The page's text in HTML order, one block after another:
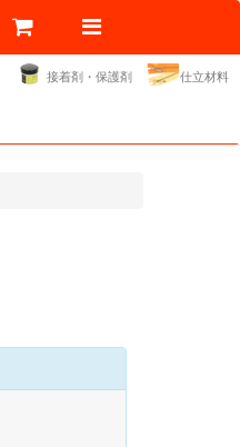
接着剤・保護剤 仕立材料